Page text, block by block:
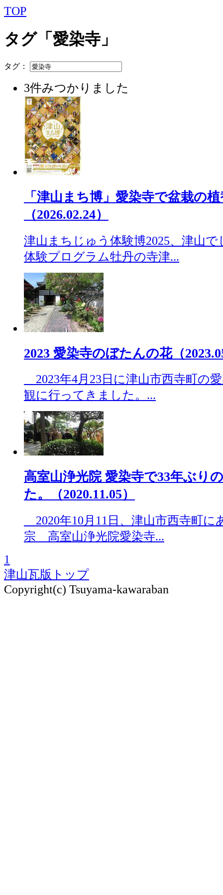
TOP
タグ「愛染寺」
タグ：
3件みつかりました
「津山まち博」愛染寺で盆栽の
（2026.02.24）
津山まちじゅう体験博2025、津山
体験プログラム牡丹の寺津...
2023 愛染寺のぼたんの花（
2023年4月23日に津山市西寺町の
観に行ってきました。...
高室山浄光院 愛染寺で33年ぶり
た。（2020.11.05）
2020年10月11日、津山市西寺町に
宗 高室山浄光院愛染寺...
1
津山瓦版トップ
Copyright(c) Tsuyama-kawaraban